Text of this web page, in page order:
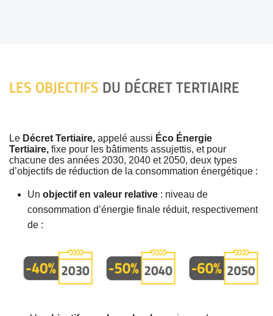
LES OBJECTIFS DU DÉCRET TERTIAIRE
Le Décret Tertiaire, appelé aussi Éco Énergie
Tertiaire, fixe pour les bâtiments assujettis, et pour
chacune des années 2030, 2040 et 2050, deux types
d’objectifs de réduction de la consommation énergétique :
Un objectif en valeur relative : niveau de
consommation d’énergie finale réduit, respectivement
de :